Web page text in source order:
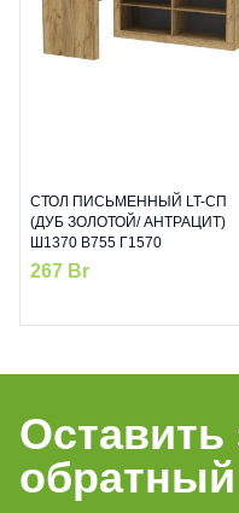
СТОЛ ПИСЬМЕННЫЙ LT-СП
(ДУБ ЗОЛОТОЙ/ АНТРАЦИТ)
Ш1370 В755 Г1570
267 Br
Оставить